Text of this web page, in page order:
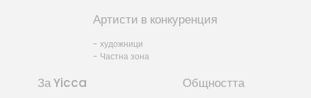
Артисти в конкуренция
- художници
- Частна зона
За Yicca Общността